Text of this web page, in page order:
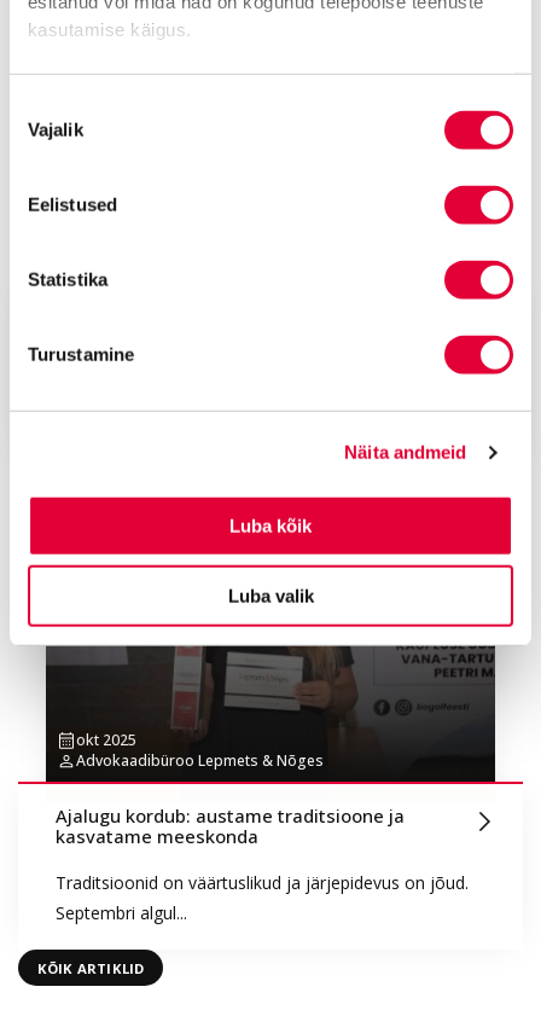
kasutamise käigus.
valik
Vajalik
Eelistused
Statistika
Turustamine
Näita andmeid
Luba kõik
Luba valik
uute nõuete esitamiseks ja tunnustamiseks
okt 2025
Advokaadibüroo Lepmets & Nõges
Ajalugu kordub: austame traditsioone ja
kasvatame meeskonda
Traditsioonid on väärtuslikud ja järjepidevus on jõud.
Septembri algul...
KÕIK ARTIKLID